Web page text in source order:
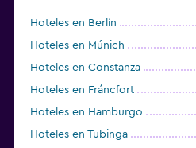
Hoteles en Berlín
Hoteles en Múnich
Hoteles en Constanza
Hoteles en Fráncfort
Hoteles en Hamburgo
Hoteles en Tubinga